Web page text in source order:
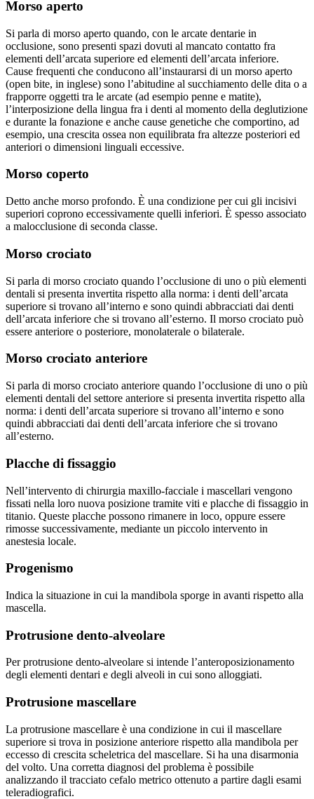
Morso aperto
Si parla di morso aperto quando, con le arcate dentarie in
occlusione, sono presenti spazi dovuti al mancato contatto fra
elementi dell’arcata superiore ed elementi dell’arcata inferiore.
Cause frequenti che conducono all’instaurarsi di un morso aperto
(open bite, in inglese) sono l’abitudine al succhiamento delle dita o a
frapporre oggetti tra le arcate (ad esempio penne e matite),
l’interposizione della lingua fra i denti al momento della deglutizione
e durante la fonazione e anche cause genetiche che comportino, ad
esempio, una crescita ossea non equilibrata fra altezze posteriori ed
anteriori o dimensioni linguali eccessive.
Morso coperto
Detto anche morso profondo. È una condizione per cui gli incisivi
superiori coprono eccessivamente quelli inferiori. È spesso associato
a malocclusione di seconda classe.
Morso crociato
Si parla di morso crociato quando l’occlusione di uno o più elementi
dentali si presenta invertita rispetto alla norma: i denti dell’arcata
superiore si trovano all’interno e sono quindi abbracciati dai denti
dell’arcata inferiore che si trovano all’esterno. Il morso crociato può
essere anteriore o posteriore, monolaterale o bilaterale.
Morso crociato anteriore
Si parla di morso crociato anteriore quando l’occlusione di uno o più
elementi dentali del settore anteriore si presenta invertita rispetto alla
norma: i denti dell’arcata superiore si trovano all’interno e sono
quindi abbracciati dai denti dell’arcata inferiore che si trovano
all’esterno.
Placche di fissaggio
Nell’intervento di chirurgia maxillo-facciale i mascellari vengono
fissati nella loro nuova posizione tramite viti e placche di fissaggio in
titanio. Queste placche possono rimanere in loco, oppure essere
rimosse successivamente, mediante un piccolo intervento in
anestesia locale.
Progenismo
Indica la situazione in cui la mandibola sporge in avanti rispetto alla
mascella.
Protrusione dento-alveolare
Per protrusione dento-alveolare si intende l’anteroposizionamento
degli elementi dentari e degli alveoli in cui sono alloggiati.
Protrusione mascellare
La protrusione mascellare è una condizione in cui il mascellare
superiore si trova in posizione anteriore rispetto alla mandibola per
eccesso di crescita scheletrica del mascellare. Si ha una disarmonia
del volto. Una corretta diagnosi del problema è possibile
analizzando il tracciato cefalo metrico ottenuto a partire dagli esami
teleradiografici.